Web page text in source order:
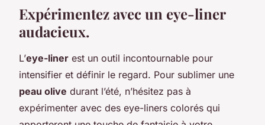
Expérimentez avec un eye-liner
audacieux.
L’eye-liner est un outil incontournable pour
intensifier et définir le regard. Pour sublimer une
peau olive durant l’été, n’hésitez pas à
expérimenter avec des eye-liners colorés qui